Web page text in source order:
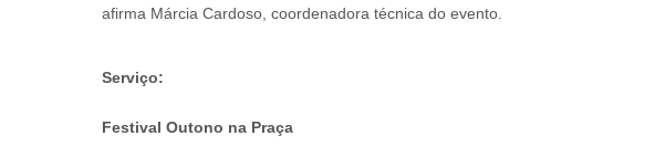
afirma Márcia Cardoso, coordenadora técnica do evento.
Serviço:
Festival Outono na Praça